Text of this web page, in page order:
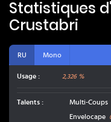
Statistiques
Crustabri
RU Mono
Usage : 2,326 %
Talents : Multi-Coups
Envelocape